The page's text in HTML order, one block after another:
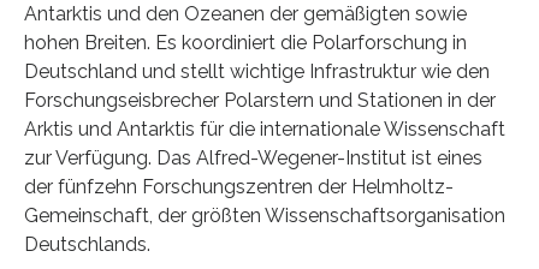
Antarktis und den Ozeanen der gemäßigten sowie
hohen Breiten. Es koordiniert die Polarforschung in
Deutschland und stellt wichtige Infrastruktur wie den
Forschungseisbrecher Polarstern und Stationen in der
Arktis und Antarktis für die internationale Wissenschaft
zur Verfügung. Das Alfred-Wegener-Institut ist eines
der fünfzehn Forschungszentren der Helmholtz-
Gemeinschaft, der größten Wissenschaftsorganisation
Deutschlands.